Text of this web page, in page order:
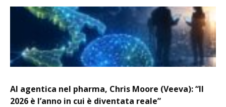
AI agentica nel pharma, Chris Moore (Veeva): “Il
2026 è l’anno in cui è diventata reale”